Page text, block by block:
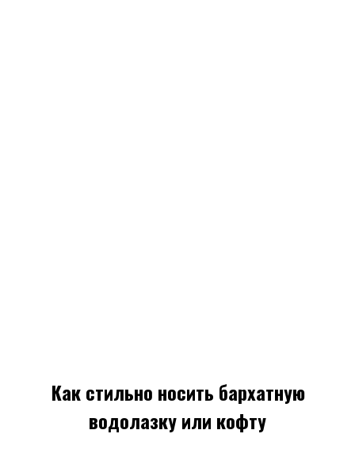
Как стильно носить бархатную
водолазку или кофту